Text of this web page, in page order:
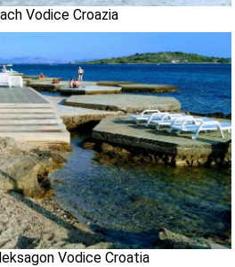
Vodice Croazia
Vodice Croatia